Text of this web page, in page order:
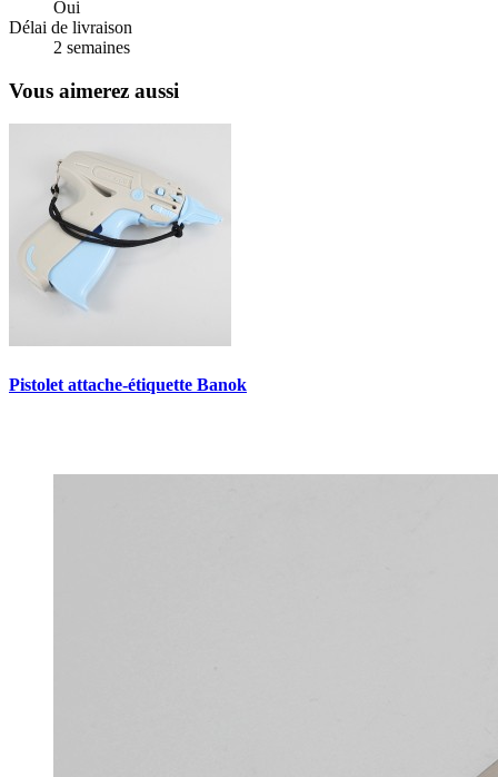
Oui
Délai de livraison
2 semaines
Vous aimerez aussi
Pistolet attache-étiquette Banok